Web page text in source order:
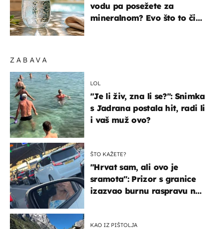
ZABAVA
LOL
"Je li živ, zna li se?": Snimka
s Jadrana postala hit, radi li
i vaš muž ovo?
ŠTO KAŽETE?
"Hrvat sam, ali ovo je
sramota": Prizor s granice
izazvao burnu raspravu na
KAO IZ PIŠTOLJA
vodu pa posežete za
mineralnom? Evo što to čini